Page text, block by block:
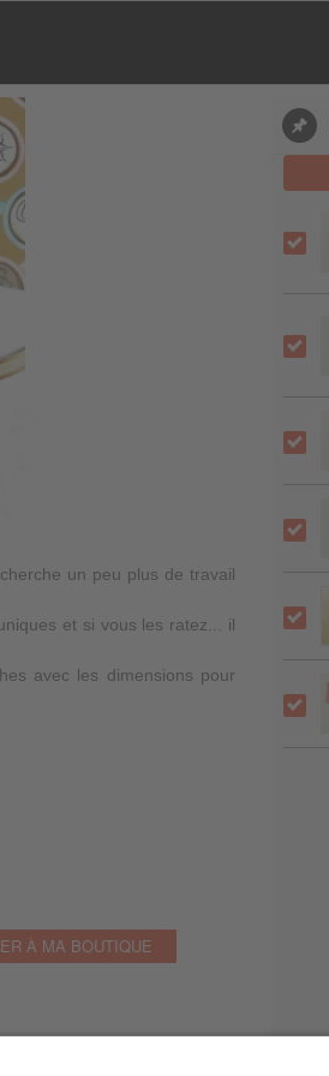
un peu plus de travail
et si vous les ratez... il
avec les dimensions pour
À MA BOUTIQUE